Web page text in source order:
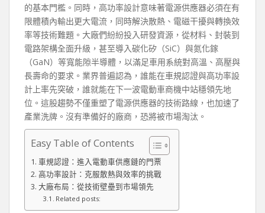
的基本門檻。同時，高功率設計意味著電源供應器必須在有
限體積內輸出更大電流，同時解決散熱、電磁干擾與轉換效
率等技術難題。大廠們紛紛投入研發資源，從材料、封裝到
電路架構全面升級，甚至導入碳化矽（SiC）與氮化鎵
（GaN）等寬能隙半導體，以滿足車用系統對高溫、高壓與
長壽命的要求。業界普遍認為，誰能在車規認證與高功率設
計上率先突破，誰就能在下一波電動車商機中站穩領先地
位。這股趨勢不僅重塑了電源供應器的技術路線，也加速了
產業洗牌。沒有準備好的廠商，恐將被市場淘汰。
Easy Table of Contents
車規認證：進入電動車供應鏈的門票
高功率設計：克服散熱與效率的挑戰
大廠布局：從技術壁壘到市場領先
Related posts: